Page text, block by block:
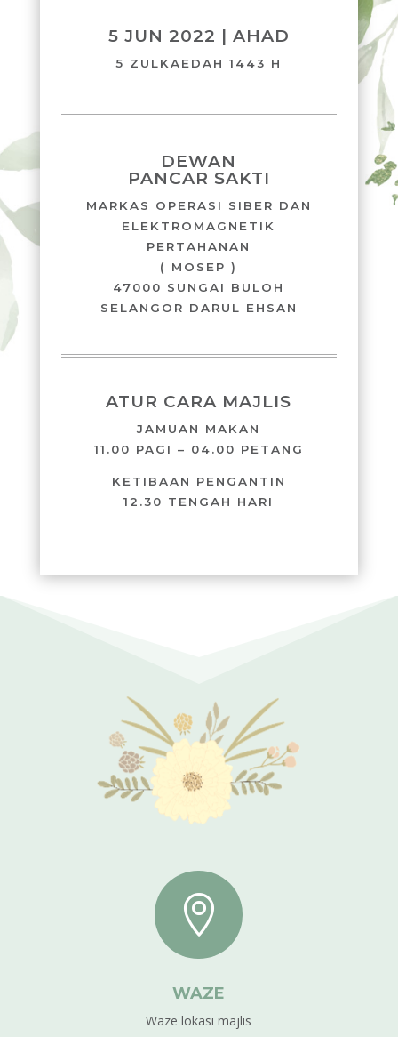
5 JUN 2022 | AHAD
5 ZULKAEDAH 1443 H
DEWAN
PANCAR SAKTI
MARKAS OPERASI SIBER DAN
ELEKTROMAGNETIK
PERTAHANAN
( MOSEP )
47000 SUNGAI BULOH
SELANGOR DARUL EHSAN
ATUR CARA MAJLIS
JAMUAN MAKAN
11.00 PAGI – 04.00 PETANG
KETIBAAN PENGANTIN
12.30 TENGAH HARI

WAZE
Waze lokasi majlis